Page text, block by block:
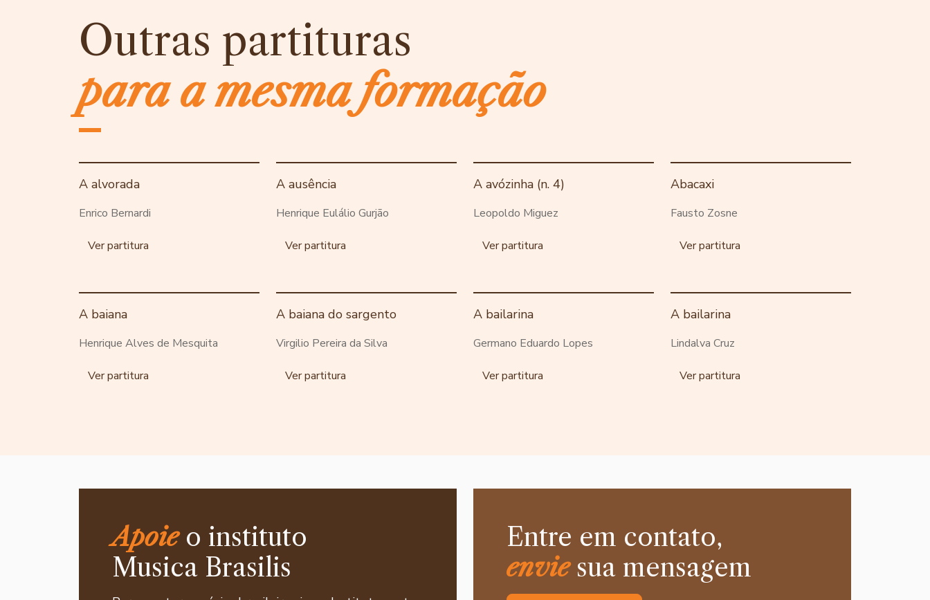
Outras partituras
para a mesma formação
A alvorada
Enrico Bernardi
Ver partitura
A ausência
Henrique Eulálio Gurjão
Ver partitura
A avózinha (n. 4)
Leopoldo Miguez
Ver partitura
Abacaxi
Fausto Zosne
Ver partitura
A baiana
Henrique Alves de Mesquita
Ver partitura
A baiana do sargento
Virgilio Pereira da Silva
Ver partitura
A bailarina
Germano Eduardo Lopes
Ver partitura
A bailarina
Lindalva Cruz
Ver partitura
Apoieo instituto
Musica Brasilis
Entre em contato,
enviesua mensagem